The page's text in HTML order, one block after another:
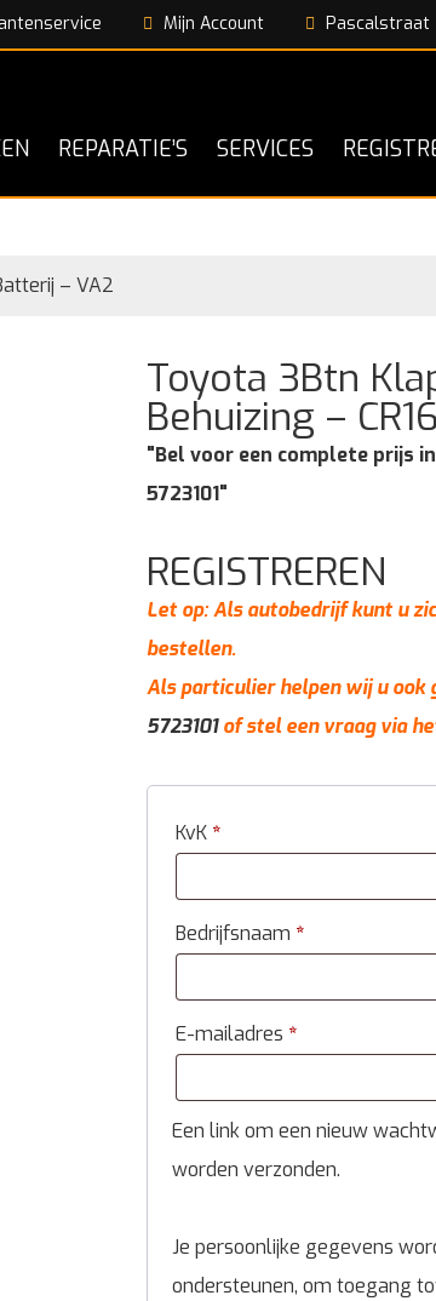
Mijn Account Pascalstraat
REPARATIE’S SERVICES
– VA2
Toyota 3Btn
Behuizing –
"Bel voor een complete prijs
5723101"
REGISTREREN
Let op: Als autobedrijf kunt u
bestellen.
Als particulier helpen wij u ook
5723101of stel een vraag via
KvK *
Bedrijfsnaam *
E-mailadres *
Een link om een nieuw
worden verzonden.
Je persoonlijke gegevens
ondersteunen, om toegang